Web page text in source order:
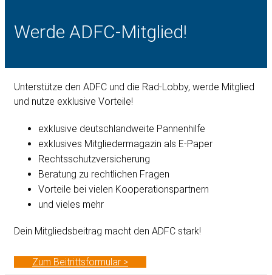
Werde ADFC-Mitglied!
Unterstütze den ADFC und die Rad-Lobby, werde Mitglied
und nutze exklusive Vorteile!
exklusive deutschlandweite Pannenhilfe
exklusives Mitgliedermagazin als E-Paper
Rechtsschutzversicherung
Beratung zu rechtlichen Fragen
Vorteile bei vielen Kooperationspartnern
und vieles mehr
Dein Mitgliedsbeitrag macht den ADFC stark!
Zum Beitrittsformular >